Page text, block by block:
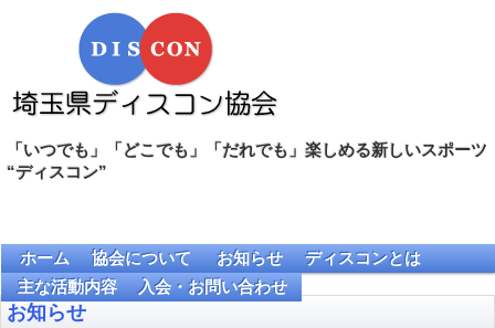
「いつでも」「どこでも」「だれでも」楽しめる新しいスポーツ
“ディスコン”
ホーム 協会について お知らせ
ディスコンとは
主な活動内容
入会・お問い合わせ
お知らせ